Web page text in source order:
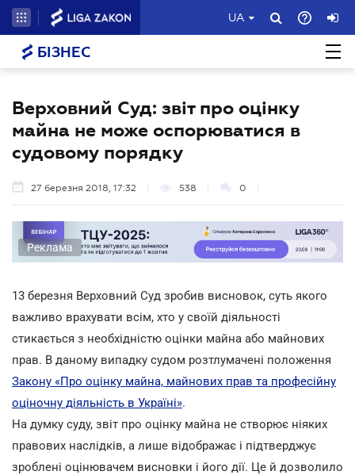
UA
БІЗНЕС
Верховний Суд: звіт про оцінку
майна не може оспорюватися в
судовому порядку
27 березня 2018, 17:32 538 0
Реклама
13 березня Верховний Суд зробив висновок, суть якого
важливо врахувати всім, хто у своїй діяльності
стикається з необхідністю оцінки майна або майнових
прав. В даному випадку судом розтлумачені положення
Закону «Про оцінку майна, майнових прав та професійну
оціночну діяльність в Україні».
На думку суду, звіт про оцінку майна не створює ніяких
правових наслідків, а лише відображає і підтверджує
зроблені оцінювачем висновки і його дії. Це й дозволило